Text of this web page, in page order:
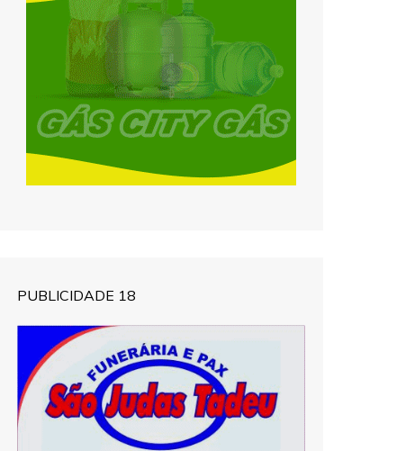
PUBLICIDADE 18